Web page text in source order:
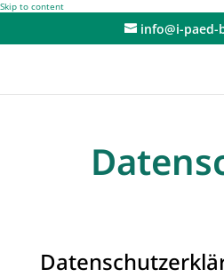
Skip to content
info@i-paed-